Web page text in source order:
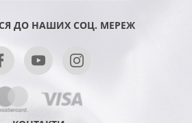
ДО НАШИХ СОЦ. МЕРЕЖ